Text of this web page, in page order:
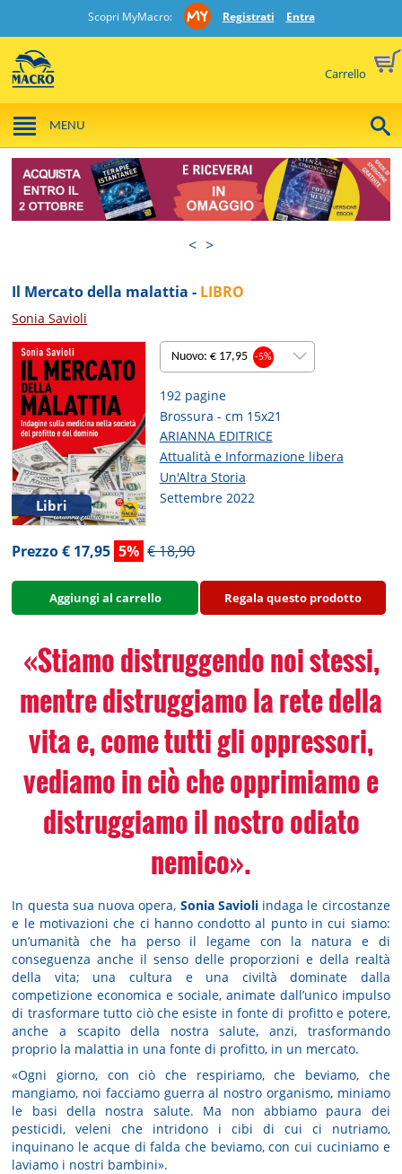
Scopri MyMacro: Registrati Entra
Carrello
MENU
< >
Il Mercato della malattia - LIBRO
Sonia Savioli
Libri
Nuovo: € 17,95-5%
192 pagine
Brossura - cm 15x21
ARIANNA EDITRICE
Attualità e Informazione libera
Un'Altra Storia
Settembre 2022
Prezzo € 17,95 5% € 18,90
Aggiungi al carrello Regala questo prodotto
«Stiamo distruggendo noi stessi,
mentre distruggiamo la rete della
vita e, come tutti gli oppressori,
vediamo in ciò che opprimiamo e
distruggiamo il nostro odiato
nemico».
In questa sua nuova opera, Sonia Savioliindaga le circostanze
e le motivazioni che ci hanno condotto al punto in cui siamo:
un’umanità che ha perso il legame con la natura e di
conseguenza anche il senso delle proporzioni e della realtà
della vita; una cultura e una civiltà dominate dalla
competizione economica e sociale, animate dall’unico impulso
di trasformare tutto ciò che esiste in fonte di profitto e potere,
anche a scapito della nostra salute, anzi, trasformando
proprio la malattia in una fonte di profitto, in un mercato.
«Ogni giorno, con ciò che respiriamo, che beviamo, che
mangiamo, noi facciamo guerra al nostro organismo, miniamo
le basi della nostra salute. Ma non abbiamo paura dei
pesticidi, veleni che intridono i cibi di cui ci nutriamo,
inquinano le acque di falda che beviamo, con cui cuciniamo e
laviamo i nostri bambini».